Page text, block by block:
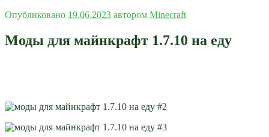
Опубликовано 19.06.2023 автором Minecraft
Моды для майнкрафт 1.7.10 на еду